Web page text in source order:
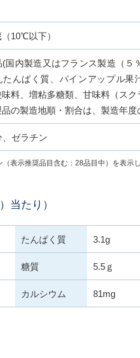
10℃以下）
(国内製造又はフランス製造（５
たんぱく質、パインアップル果
料、増粘多糖類、甘味料（スク
品の製造地順・割合は、製造年
、ゼラチン
表示推奨品目含む：28品目中）を表示し
当たり）
たんぱく質 3.1g
糖質 5.5ｇ
カルシウム 81mg